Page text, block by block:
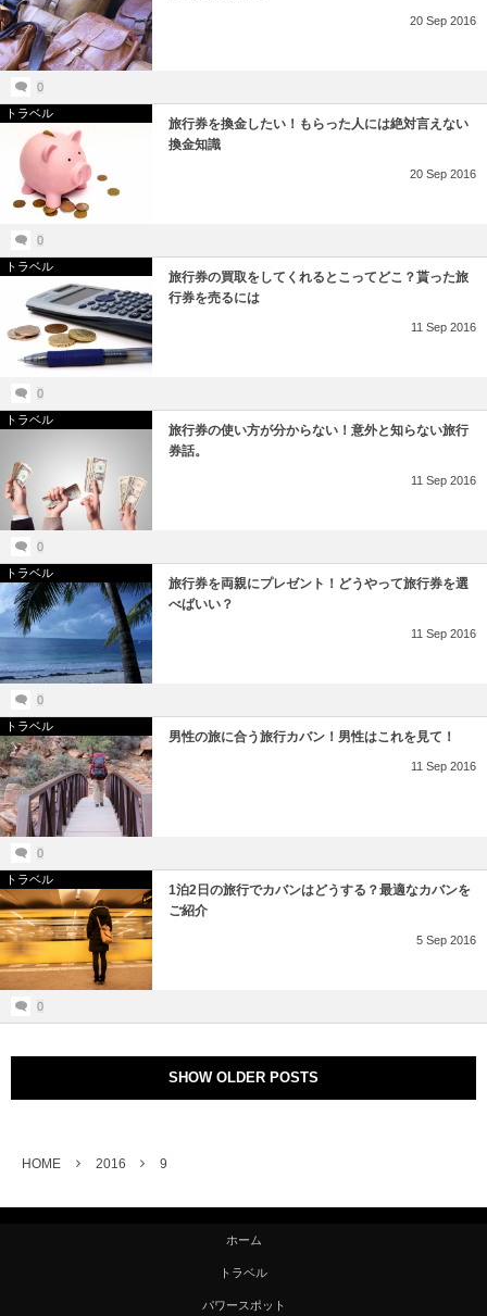
20 Sep 2016
0
トラベル
旅行券を換金したい！もらった人には絶対言えない
換金知識
20 Sep 2016
0
トラベル
旅行券の買取をしてくれるとこってどこ？貰った旅
行券を売るには
11 Sep 2016
0
トラベル
旅行券の使い方が分からない！意外と知らない旅行
券話。
11 Sep 2016
0
トラベル
旅行券を両親にプレゼント！どうやって旅行券を選
べばいい？
11 Sep 2016
0
トラベル
男性の旅に合う旅行カバン！男性はこれを見て！
11 Sep 2016
0
トラベル
1泊2日の旅行でカバンはどうする？最適なカバンを
ご紹介
5 Sep 2016
0
SHOW OLDER POSTS
HOME 2016 9
ホーム
トラベル
パワースポット